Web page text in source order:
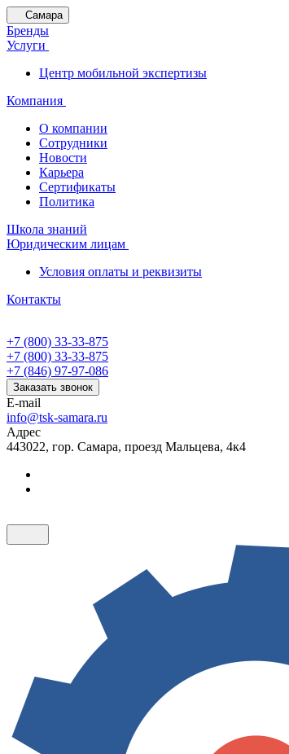
Самара
Бренды
Услуги
Центр мобильной экспертизы
Компания
О компании
Сотрудники
Новости
Карьера
Сертификаты
Политика
Школа знаний
Юридическим лицам
Условия оплаты и реквизиты
Контакты
+7 (800) 33-33-875
+7 (800) 33-33-875
+7 (846) 97-97-086
Заказать звонок
E-mail
info@tsk-samara.ru
Адрес
443022, гор. Самара, проезд Мальцева, 4к4